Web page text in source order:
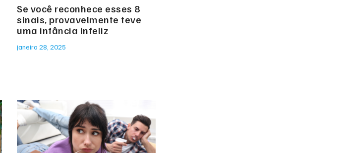
Se você reconhece esses 8
sinais, provavelmente teve
uma infância infeliz
janeiro 28, 2025